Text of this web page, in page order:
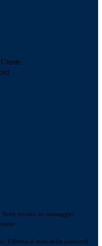
Verrà inviato un messaggio
Effettua il reset della password